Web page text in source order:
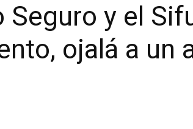
y el
ojalá a un